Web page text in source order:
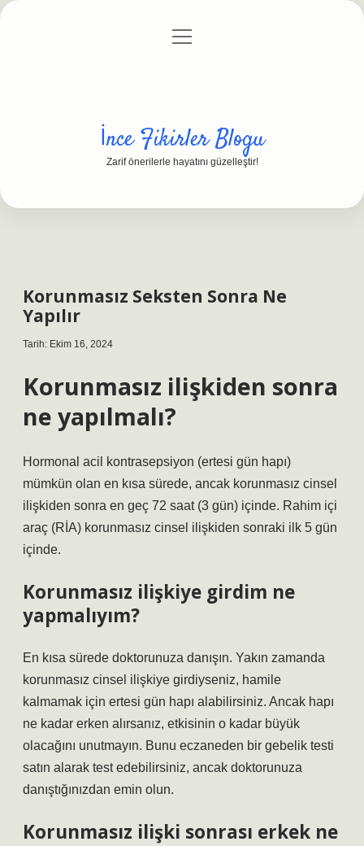
Gizlilik Politikası
menüyü
İnce Fikirler Blogu
Zarif önerilerle hayatını güzelleştir!
Korunmasız Seksten Sonra Ne
Yapılır
Tarih: Ekim 16, 2024
Korunmasız ilişkiden sonra
ne yapılmalı?
Hormonal acil kontrasepsiyon (ertesi gün hapı)
mümkün olan en kısa sürede, ancak korunmasız cinsel
ilişkiden sonra en geç 72 saat (3 gün) içinde. Rahim içi
araç (RİA) korunmasız cinsel ilişkiden sonraki ilk 5 gün
içinde.
Korunmasız ilişkiye girdim ne
yapmalıyım?
En kısa sürede doktorunuza danışın. Yakın zamanda
korunmasız cinsel ilişkiye girdiyseniz, hamile
kalmamak için ertesi gün hapı alabilirsiniz. Ancak hapı
ne kadar erken alırsanız, etkisinin o kadar büyük
olacağını unutmayın. Bunu eczaneden bir gebelik testi
satın alarak test edebilirsiniz, ancak doktorunuza
danıştığınızdan emin olun.
Korunmasız ilişki sonrası erkek ne